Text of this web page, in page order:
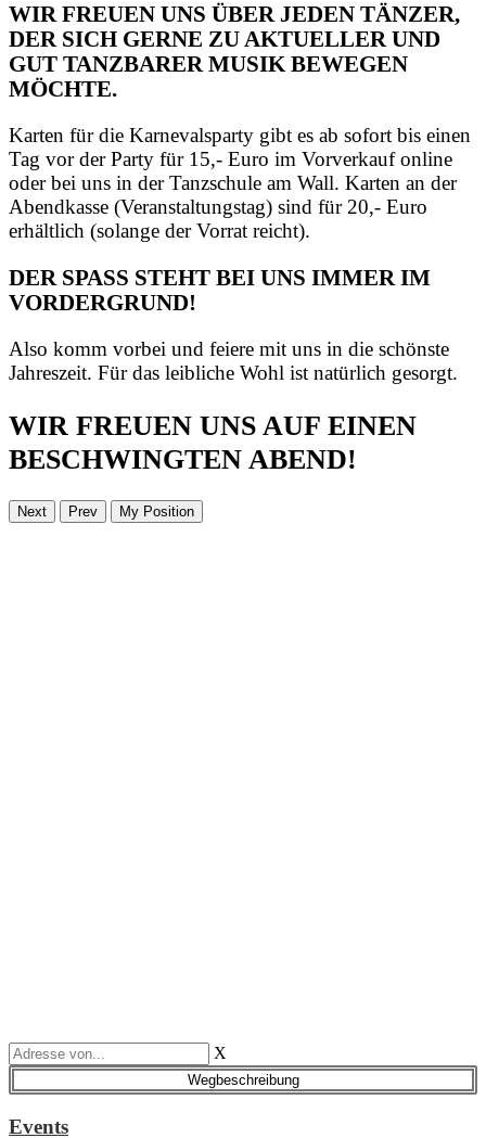
WIR FREUEN UNS ÜBER JEDEN TÄNZER,
DER SICH GERNE ZU AKTUELLER UND
GUT TANZBARER MUSIK BEWEGEN
MÖCHTE.
Karten für die Karnevalsparty gibt es ab sofort bis einen
Tag vor der Party für 15,- Euro im Vorverkauf online
oder bei uns in der Tanzschule am Wall. Karten an der
Abendkasse (Veranstaltungstag) sind für 20,- Euro
erhältlich (solange der Vorrat reicht).
DER SPASS STEHT BEI UNS IMMER IM
VORDERGRUND!
Also komm vorbei und feiere mit uns in die schönste
Jahreszeit. Für das leibliche Wohl ist natürlich gesorgt.
WIR FREUEN UNS AUF EINEN
BESCHWINGTEN ABEND!
Next Prev My Position
X
Events